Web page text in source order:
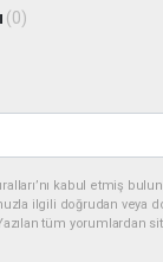
(0)
kabul etmiş
ilgili doğrudan veya
tüm yorumlardan